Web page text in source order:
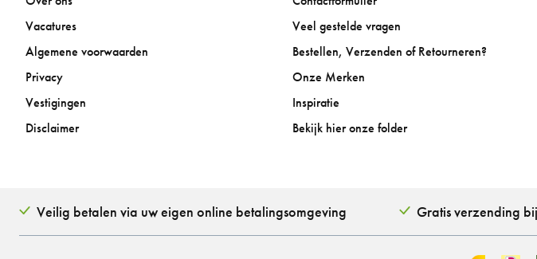
Vacatures
Algemene voorwaarden
Privacy
Vestigingen
Disclaimer
Veel gestelde vragen
Bestellen, Verzenden of Retourneren?
Onze Merken
Inspiratie
Bekijk hier onze folder
Veilig betalen via uw eigen online betalingsomgeving Gratis verzending